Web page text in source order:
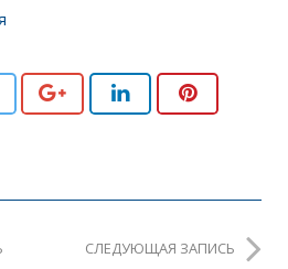
СЛЕДУЮЩАЯ ЗАПИСЬ